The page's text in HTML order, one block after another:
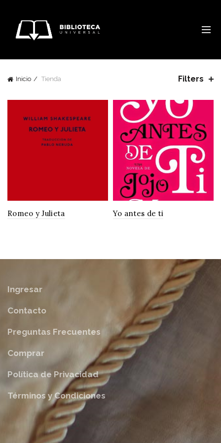
Inicio Tienda Filters
Romeo y Julieta Yo antes de ti
Ingresar
Contacto
Preguntas Frecuentes
Comprar
Política de Privacidad
Términos y Condiciones